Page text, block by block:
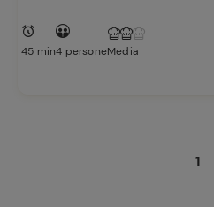
45 min4 personeMedia
1